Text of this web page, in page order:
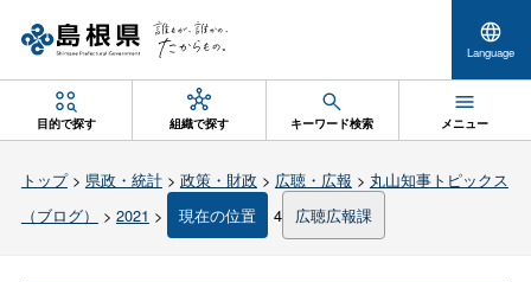
Language
目的で探す 組織で探す キーワード検索 メニュー
トップ> 県政・統計> 政策・財政 > 広聴・広報 > 丸山知事トピックス
（ブログ）
> 2021 > 現在の位置 4 広聴広報課